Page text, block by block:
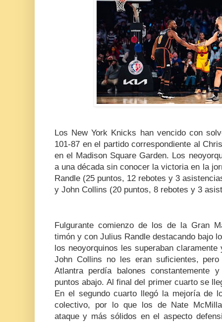
Los New York Knicks han vencido con
101-87 en el partido correspondiente al
en el Madison Square Garden. Los
a una década sin conocer la victoria en la
Randle (25 puntos, 12 rebotes y 3
y John Collins (20 puntos, 8 rebotes y 3
Fulgurante comienzo de los de la Gran
timón y con Julius Randle destacando bajo
los neoyorquinos les superaban
John Collins no les eran suficientes,
Atlantra perdía balones
puntos abajo. Al final del primer cuarto se
En el segundo cuarto llegó la mejoría de
colectivo, por lo que los de Nate
ataque y más sólidos en el aspecto